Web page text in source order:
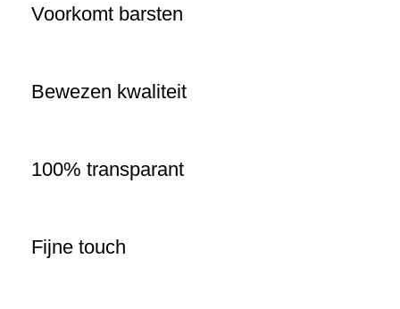
Voorkomt barsten
Bewezen kwaliteit
100% transparant
Fijne touch